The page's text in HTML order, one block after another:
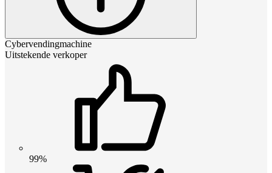
Cybervendingmachine
Uitstekende verkoper
99%